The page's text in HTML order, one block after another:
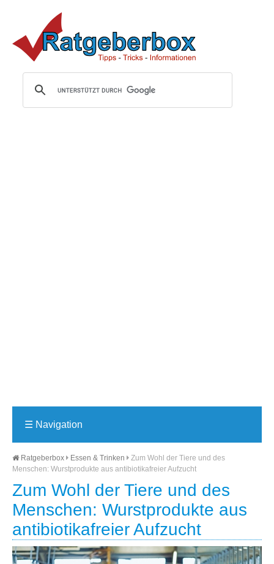
☰ Navigation
Ratgeberbox Essen & Trinken
Zum Wohl der Tiere und des
Menschen: Wurstprodukte aus antibiotikafreier Aufzucht
Zum Wohl der Tiere und des
Menschen: Wurstprodukte aus
antibiotikafreier Aufzucht